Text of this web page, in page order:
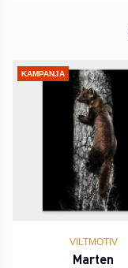
KAMPANJA
VILTMOTIV
Marten